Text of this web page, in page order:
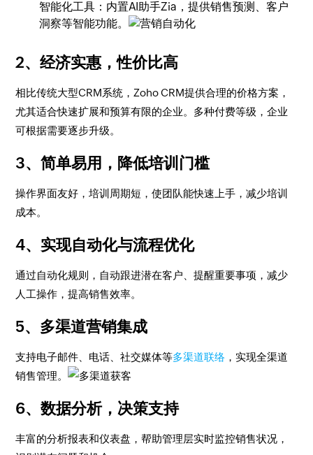
智能化工具：内置AI助手Zia，提供销售预测、客户
洞察等智能功能。
2、经济实惠，性价比高
相比传统大型CRM系统，Zoho CRM提供合理的价格方案，
尤其适合快速扩展和预算有限的企业。多种付费等级，企业
可根据需要逐步升级。
3、简单易用，降低培训门槛
操作界面友好，培训周期短，使团队能快速上手，减少培训
成本。
4、实现自动化与流程优化
通过自动化规则，自动跟进潜在客户、提醒重要事项，减少
人工操作，提高销售效率。
5、多渠道营销集成
支持电子邮件、电话、社交媒体等多渠道联络 ，实现全渠道
销售管理。
6、数据分析，决策支持
丰富的分析报表和仪表盘，帮助管理层实时监控销售状况，